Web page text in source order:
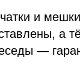
и
а
—